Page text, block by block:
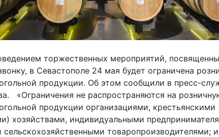
торжественных мероприятий,
в Севастополе 24 мая будет ограничена
продукции. Об этом сообщили в пресс-
«Ограничения не распространяются на
продукции организациями, крестьянскими
хозяйствами, индивидуальными
сельскохозяйственными товаропроизводителями;